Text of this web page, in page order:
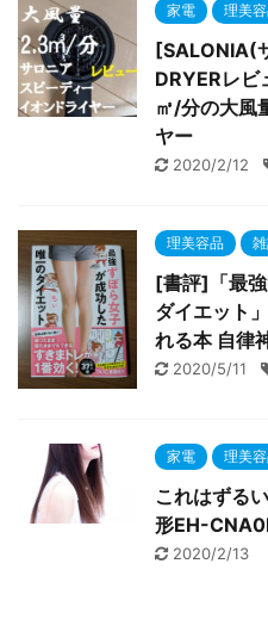
家電 理美
[SALONIA(
DRYERレ
㎥/分の大風
ヤー
2020/2/12
理美容品
[書評]「最
ダイエット
れる本 自律
2020/5/11
家電 理美
これはずる
形EH-
2020/2/13